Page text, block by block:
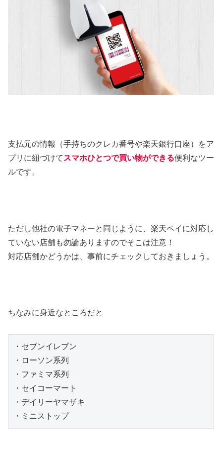
支払元の情報（手持ちのクレカ番号や楽天銀行口座）をア
プリに紐づけて スマホひとつで買い物ができる便利なツー
ルです。
ただし他社の電子マネーと同じように、楽天ペイに対応し
ていない店舗も勿論ありますのでそこは注意！
対応店舗かどうかは、事前にチェックしておきましょう。
ちなみに身近なところだと
・セブンイレブン
・ローソン系列
・ファミマ系列
・セイコーマート
・デイリーヤマザキ
・ミニストップ